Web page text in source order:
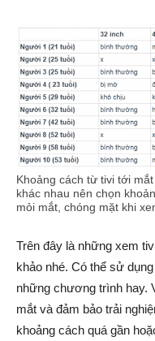
Khoảng cách từ tivi tới
khác nhau nên chọn
mỏi mắt, chóng mặt khi
Trên đây là những xem
khảo nhé. Có thể sử
những chương trình hay.
mắt và đảm bảo trải
khoảng cách quá gần